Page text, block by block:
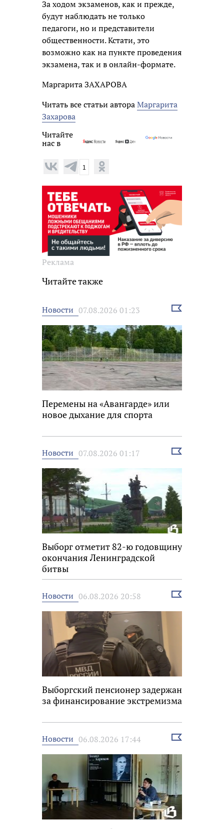
За ходом экзаменов, как и прежде,
будут наблюдать не только
педагоги, но и представители
общественности. Кстати, это
возможно как на пункте проведения
экзамена, так и в онлайн-формате.
Маргарита ЗАХАРОВА
Читать все статьи автораМаргарита
Захарова
Читайте
нас в
1
Реклама
Читайте также
Новости 07.08.2026 01:23
Выбрать
Перемены на «Авангарде» или
новое дыхание для спорта
Новости 07.08.2026 01:17
Выбрать
Выборг отметит 82-ю годовщину
окончания Ленинградской
битвы
Новости 06.08.2026 20:58
Выбрать
Выборгский пенсионер задержан
за финансирование экстремизма
Новости 06.08.2026 17:44
Выбрать